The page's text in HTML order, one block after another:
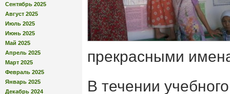
Сентябрь 2025
Август 2025
Июль 2025
Июнь 2025
Май 2025
Апрель 2025
Март 2025
Февраль 2025
Январь 2025
Декабрь 2024
прекрасными
В течении